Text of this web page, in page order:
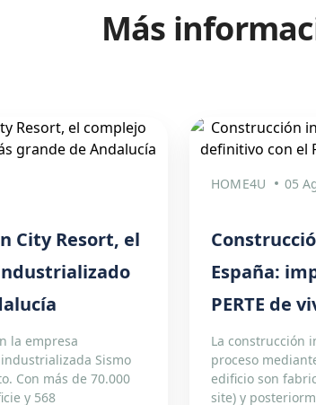
Más
City Resort, el
la empresa
Sismo
Con más de 70.000
y 568
HOME4U 05
España:
PERTE de
La construcción
proceso
edificio son
site) y